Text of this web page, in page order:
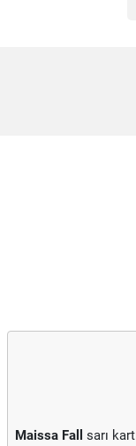
Maissa Fall
sarı kart